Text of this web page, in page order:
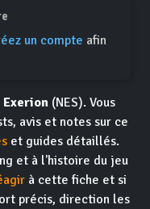
un compte afin
Exerion (NES). Vous
avis et notes sur ce
et guides détaillés.
et à l'histoire du jeu
à cette fiche et si
précis, direction les